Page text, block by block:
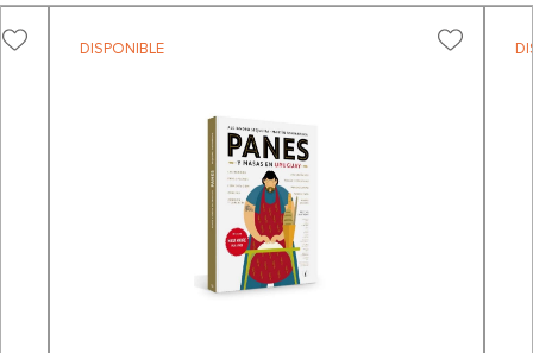
DISPONIBLE